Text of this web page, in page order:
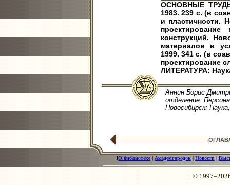
ОСНОВНЫЕ ТРУДЫ:
1983. 239 с. (в
и пластичности.
конструкций.
материалов в
1999. 341 с. (в
проектирование
ЛИТЕРАТУРА:
Аннин Борис
отделение:
Новосибирск:
[О библиотеке|Академгородок|Новости|
©